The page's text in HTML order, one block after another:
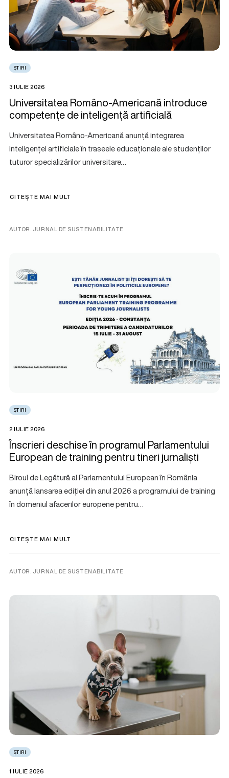
ȘTIRI
3 IULIE 2026
Universitatea Româno-Americană introduce
competențe de inteligență artificială
Universitatea Româno-Americană anunță integrarea
inteligenței artificiale în traseele educaționale ale studenților
tuturor specializărilor universitare…
CITEȘTE MAI MULT
AUTOR. JURNAL DE SUSTENABILITATE
ȘTIRI
2 IULIE 2026
Înscrieri deschise în programul Parlamentului
European de training pentru tineri jurnaliști
Biroul de Legătură al Parlamentului European în România
anunță lansarea ediției din anul 2026 a programului de training
în domeniul afacerilor europene pentru…
CITEȘTE MAI MULT
AUTOR. JURNAL DE SUSTENABILITATE
ȘTIRI
1 IULIE 2026